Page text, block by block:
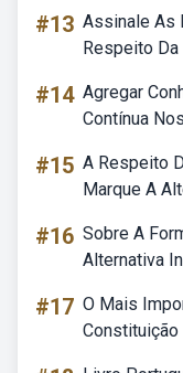
#13 Assinale As
Respeito
#14 Agregar
Contínua
#15 A Respeito
Marque A
#16 Sobre A
Alternativa
#17 O Mais
Constituição